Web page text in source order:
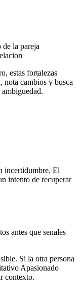
de la pareja
estas fortalezas
nota cambios y busca
incertidumbre. El
intento de recuperar
antes que senales
Si la otra persona
Apasionado
contexto.